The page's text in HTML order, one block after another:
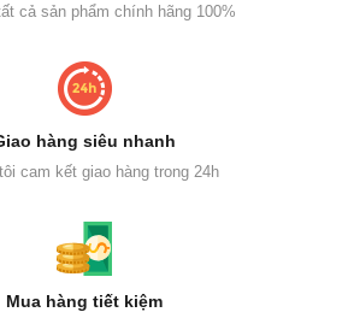
cả sản phẩm chính hãng 100%
hàng siêu nhanh
cam kết giao hàng trong 24h
Mua hàng tiết kiệm